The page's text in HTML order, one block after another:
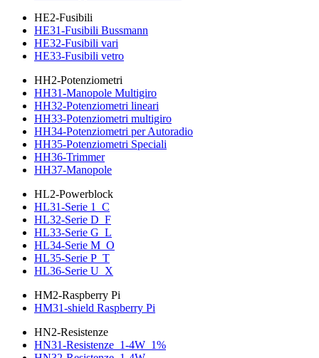
HE2-Fusibili
HE31-Fusibili Bussmann
HE32-Fusibili vari
HE33-Fusibili vetro
HH2-Potenziometri
HH31-Manopole Multigiro
HH32-Potenziometri lineari
HH33-Potenziometri multigiro
HH34-Potenziometri per Autoradio
HH35-Potenziometri Speciali
HH36-Trimmer
HH37-Manopole
HL2-Powerblock
HL31-Serie 1_C
HL32-Serie D_F
HL33-Serie G_L
HL34-Serie M_O
HL35-Serie P_T
HL36-Serie U_X
HM2-Raspberry Pi
HM31-shield Raspberry Pi
HN2-Resistenze
HN31-Resistenze_1-4W_1%